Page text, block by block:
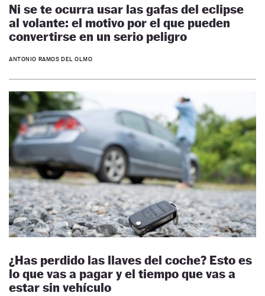
Ni se te ocurra usar las gafas del eclipse
al volante: el motivo por el que pueden
convertirse en un serio peligro
ANTONIO RAMOS DEL OLMO
¿Has perdido las llaves del coche? Esto es
lo que vas a pagar y el tiempo que vas a
estar sin vehículo